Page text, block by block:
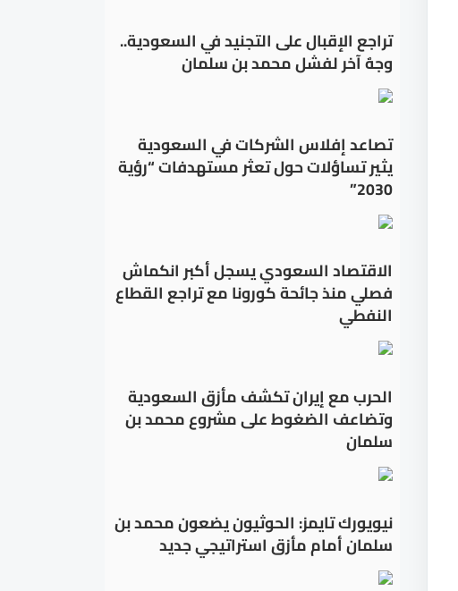
تراجع الإقبال على التجنيد في السعودية..
وجهٌ آخر لفشل محمد بن سلمان
تصاعد إفلاس الشركات في السعودية
يثير تساؤلات حول تعثر مستهدفات “رؤية
2030”
الاقتصاد السعودي يسجل أكبر انكماش
فصلي منذ جائحة كورونا مع تراجع القطاع
النفطي
الحرب مع إيران تكشف مأزق السعودية
وتضاعف الضغوط على مشروع محمد بن
سلمان
نيويورك تايمز: الحوثيون يضعون محمد بن
سلمان أمام مأزق استراتيجي جديد